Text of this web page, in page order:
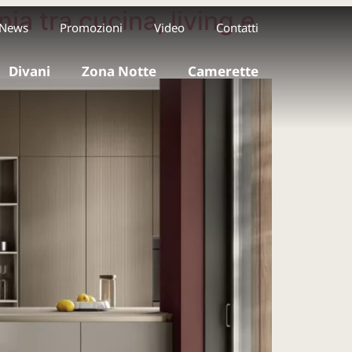
News Promozioni Video Contatti
Divani Zona Notte Camerette
tra cucina, living e